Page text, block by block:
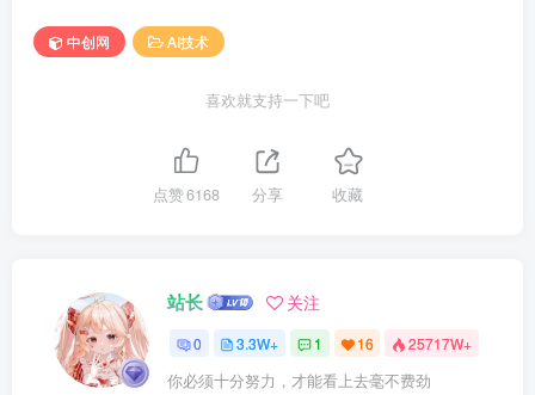
中创网 AI技术
喜欢就支持一下吧
点赞6168 分享 收藏
站长 关注
0 3.3W+ 1 16 25717W+
你必须十分努力，才能看上去毫不费劲